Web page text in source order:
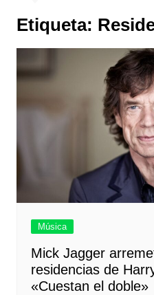
Etiqueta:
Música
Mick Jagger
residencias de
«Cuestan el doble»